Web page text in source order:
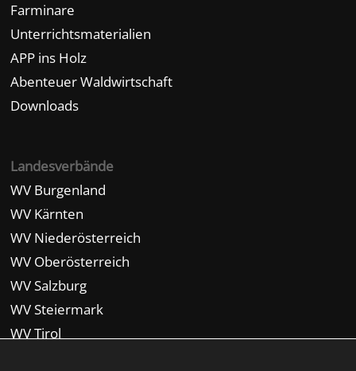
Farminare
Unterrichtsmaterialien
APP ins Holz
Abenteuer Waldwirtschaft
Downloads
Landesverbände
WV Burgenland
WV Kärnten
WV Niederösterreich
WV Oberösterreich
WV Salzburg
WV Steiermark
WV Tirol